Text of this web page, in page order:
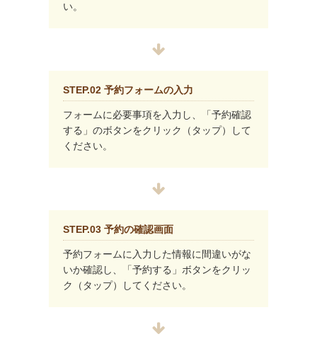
い。
STEP.02 予約フォームの入力
フォームに必要事項を入力し、「予約確認
する」のボタンをクリック（タップ）して
ください。
STEP.03 予約の確認画面
予約フォームに入力した情報に間違いがな
いか確認し、「予約する」ボタンをクリッ
ク（タップ）してください。